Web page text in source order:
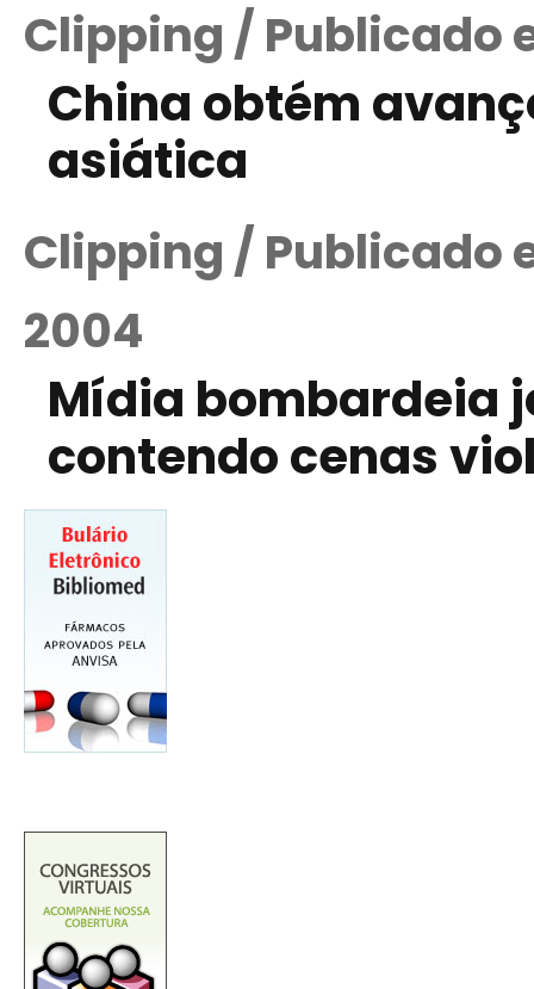
Clipping / Publicado
China obtém
asiática
Clipping / Publicado
2004
Mídia bombardeia
contendo cenas